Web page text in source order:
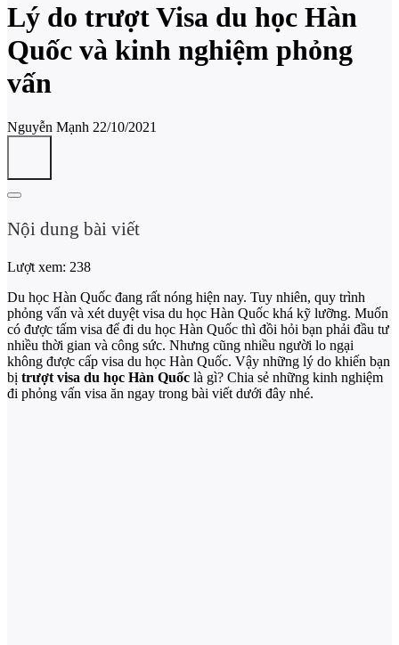
Lý do trượt Visa du học Hàn
Quốc và kinh nghiệm phỏng
vấn
Nguyễn Mạnh 22/10/2021
Nội dung bài viết
Lượt xem: 238
Du học Hàn Quốc đang rất nóng hiện nay. Tuy nhiên, quy trình
phỏng vấn và xét duyệt visa du học Hàn Quốc khá kỹ lưỡng. Muốn
có được tấm visa để đi du học Hàn Quốc thì đồi hỏi bạn phải đầu tư
nhiều thời gian và công sức. Nhưng cũng nhiều người lo ngại
không được cấp visa du học Hàn Quốc. Vậy những lý do khiến bạn
bị trượt visa du học Hàn Quốc là gì? Chia sẻ những kinh nghiệm
đi phỏng vấn visa ăn ngay trong bài viết dưới đây nhé.